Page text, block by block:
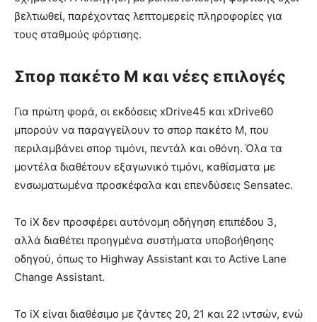
βελτιωθεί, παρέχοντας λεπτομερείς πληροφορίες για
τους σταθμούς φόρτισης.
Σπορ πακέτο M και νέες επιλογές
Για πρώτη φορά, οι εκδόσεις xDrive45 και xDrive60
μπορούν να παραγγείλουν το σπορ πακέτο M, που
περιλαμβάνει σπορ τιμόνι, πεντάλ και οθόνη. Όλα τα
μοντέλα διαθέτουν εξαγωνικό τιμόνι, καθίσματα με
ενσωματωμένα προσκέφαλα και επενδύσεις Sensatec.
Το iX δεν προσφέρει αυτόνομη οδήγηση επιπέδου 3,
αλλά διαθέτει προηγμένα συστήματα υποβοήθησης
οδηγού, όπως το Highway Assistant και το Active Lane
Change Assistant.
Το iX είναι διαθέσιμο με ζάντες 20, 21 και 22 ιντσών, ενώ